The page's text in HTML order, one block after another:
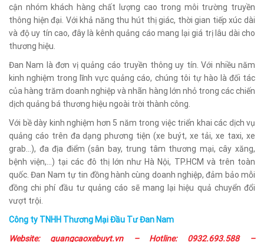
cận nhóm khách hàng chất lượng cao trong môi trường truyền
thông hiện đại. Với khả năng thu hút thị giác, thời gian tiếp xúc dài
và độ uy tín cao, đây là kênh quảng cáo mang lại giá trị lâu dài cho
thương hiệu.
Đan Nam là đơn vị quảng cáo truyền thông uy tín. Với nhiều năm
kinh nghiệm trong lĩnh vực quảng cáo, chúng tôi tự hào là đối tác
của hàng trăm doanh nghiệp và nhãn hàng lớn nhỏ trong các chiến
dịch quảng bá thương hiệu ngoài trời thành công.
Với bề dày kinh nghiệm hơn 5 năm trong việc triển khai các dịch vụ
quảng cáo trên đa dạng phương tiện (xe buýt, xe tải, xe taxi, xe
grab…), đa địa điểm (sân bay, trung tâm thương mại, cây xăng,
bệnh viện,…) tại các đô thị lớn như Hà Nội, TP.HCM và trên toàn
quốc. Đan Nam tự tin đồng hành cùng doanh nghiệp, đảm bảo mỗi
đồng chi phí đầu tư quảng cáo sẽ mang lại hiệu quả chuyển đổi
vượt trội.
Công ty TNHH Thương Mại Đầu Tư Đan Nam
Website: quangcaoxebuyt.vn – Hotline: 0932.693.588 –